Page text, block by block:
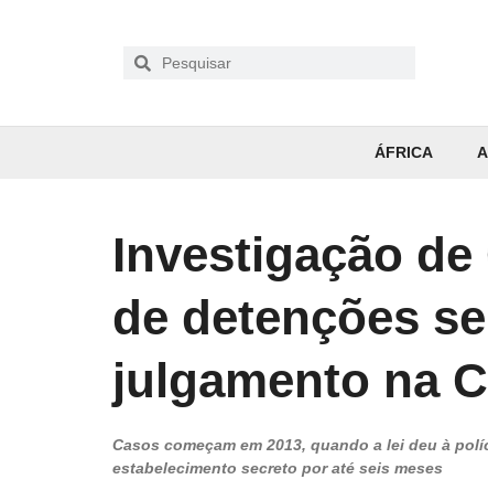
ÁFRICA
Investigação
de detenções
julgamento na
Casos começam em 2013, quando a lei deu à
estabelecimento secreto por até seis meses